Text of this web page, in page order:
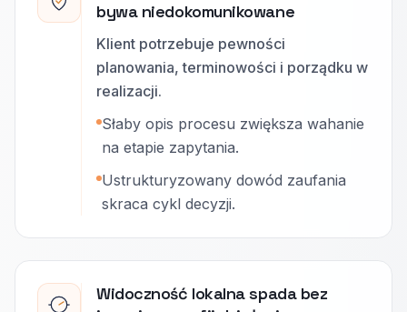
bywa niedokomunikowane
Klient potrzebuje pewności
planowania, terminowości i porządku w
realizacji.
Słaby opis procesu zwiększa wahanie
na etapie zapytania.
Ustrukturyzowany dowód zaufania
skraca cykl decyzji.
Widoczność lokalna spada bez